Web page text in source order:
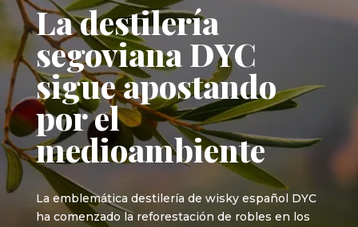
La destilería
segoviana DYC
sigue apostando
por el
medioambiente
La emblemática destilería de wisky español DYC
ha comenzado la reforestación de robles en los